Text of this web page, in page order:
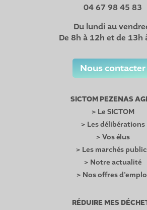
04 67 98 45 83
Du lundi au
De 8h à 12h et de 13h
Nous contacter
SICTOM PEZENAS
> Le SICTOM
> Les délibérations
> Vos élus
> Les marchés
> Notre actualité
> Nos offres
RÉDUIRE MES